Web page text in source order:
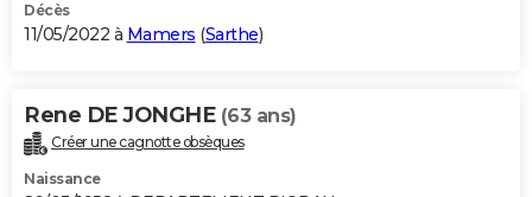
Décès
11/05/2022 à Mamers (Sarthe)
Rene DE JONGHE (63 ans)
Créer une cagnotte obsèques
Naissance